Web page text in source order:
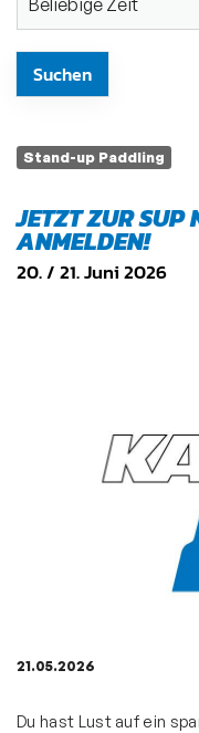
Stand-up Paddling
JETZT ZUR SUP
ANMELDEN!
20. / 21. Juni 2026
21.05.2026
Du hast Lust auf ein